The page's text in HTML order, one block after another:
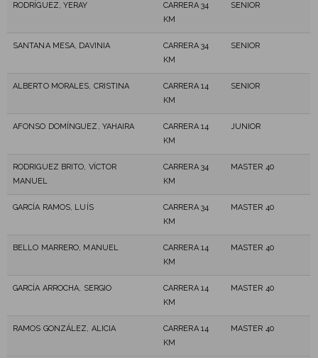
RODRÍGUEZ, YERAY
CARRERA 34
KM
SENIOR
SANTANA MESA, DAVINIA
CARRERA 34
KM
SENIOR
ALBERTO MORALES, CRISTINA
CARRERA 14
KM
SENIOR
AFONSO DOMÍNGUEZ, YAHAIRA
CARRERA 14
KM
JUNIOR
RODRIGUEZ BRITO, VÍCTOR
MANUEL
CARRERA 34
KM
MASTER 40
GARCÍA RAMOS, LUÍS
CARRERA 34
KM
MASTER 40
BELLO MARRERO, MANUEL
CARRERA 14
KM
MASTER 40
GARCÍA ARROCHA, SERGIO
CARRERA 14
KM
MASTER 40
RAMOS GONZÁLEZ, ALICIA
CARRERA 14
KM
MASTER 40